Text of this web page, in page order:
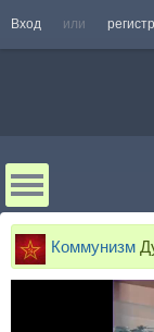
Вход или
Коммунизм